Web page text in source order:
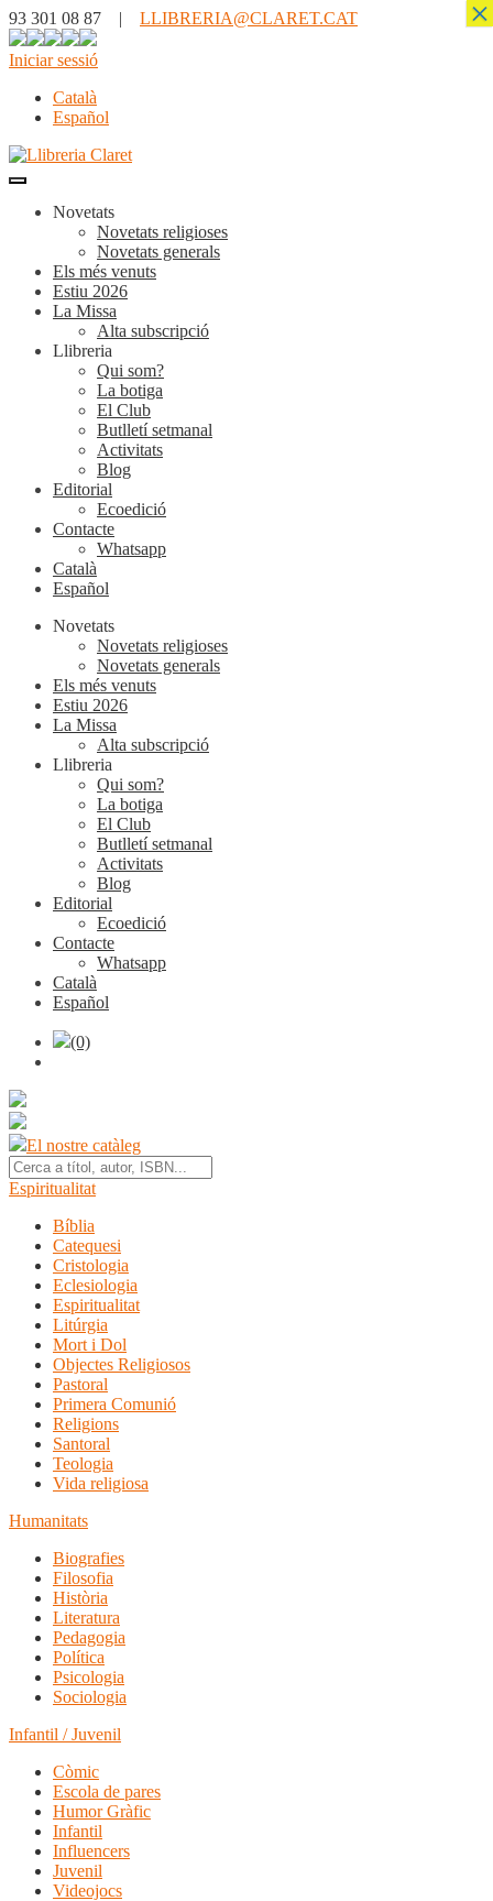
93 301 08 87 | LLIBRERIA@CLARET.CAT
Iniciar sessió
Català
Español
Novetats
Novetats religioses
Novetats generals
Els més venuts
Estiu 2026
La Missa
Alta subscripció
Llibreria
Qui som?
La botiga
El Club
Butlletí setmanal
Activitats
Blog
Editorial
Ecoedició
Contacte
Whatsapp
Català
Español
Novetats
Novetats religioses
Novetats generals
Els més venuts
Estiu 2026
La Missa
Alta subscripció
Llibreria
Qui som?
La botiga
El Club
Butlletí setmanal
Activitats
Blog
Editorial
Ecoedició
Contacte
Whatsapp
Català
Español
(0)
El nostre catàleg
Espiritualitat
Bíblia
Catequesi
Cristologia
Eclesiologia
Espiritualitat
Litúrgia
Mort i Dol
Objectes Religiosos
Pastoral
Primera Comunió
Religions
Santoral
Teologia
Vida religiosa
Humanitats
Biografies
Filosofia
Història
Literatura
Pedagogia
Política
Psicologia
Sociologia
Infantil / Juvenil
Còmic
Escola de pares
Humor Gràfic
Infantil
Influencers
Juvenil
Videojocs
×